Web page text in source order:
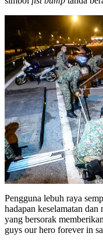
Pengguna lebuh raya
hadapan keselamatan
yang bersorak
guys our hero forever in